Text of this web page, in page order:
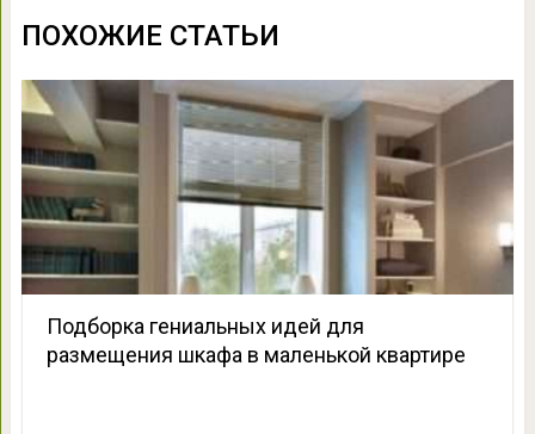
ПОХОЖИЕ СТАТЬИ
Подборка гениальных идей для
размещения шкафа в маленькой квартире